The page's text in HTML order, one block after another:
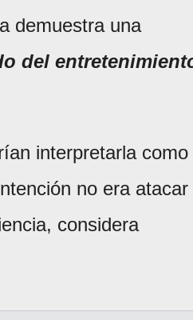
demuestra una
del
interpretarla como
no era atacar
considera